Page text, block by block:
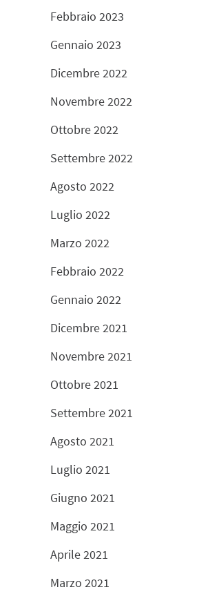
Febbraio 2023
Gennaio 2023
Dicembre 2022
Novembre 2022
Ottobre 2022
Settembre 2022
Agosto 2022
Luglio 2022
Marzo 2022
Febbraio 2022
Gennaio 2022
Dicembre 2021
Novembre 2021
Ottobre 2021
Settembre 2021
Agosto 2021
Luglio 2021
Giugno 2021
Maggio 2021
Aprile 2021
Marzo 2021